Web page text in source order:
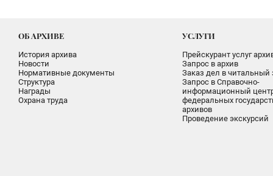
ОБ АРХИВЕ
История архива
Новости
Нормативные документы
Структура
Награды
Охрана труда
УСЛУГИ
Прейскурант услуг
Запрос в архив
Заказ дел в читальный
Запрос в Справочно-
информационный
федеральных
архивов
Проведение экскурсий